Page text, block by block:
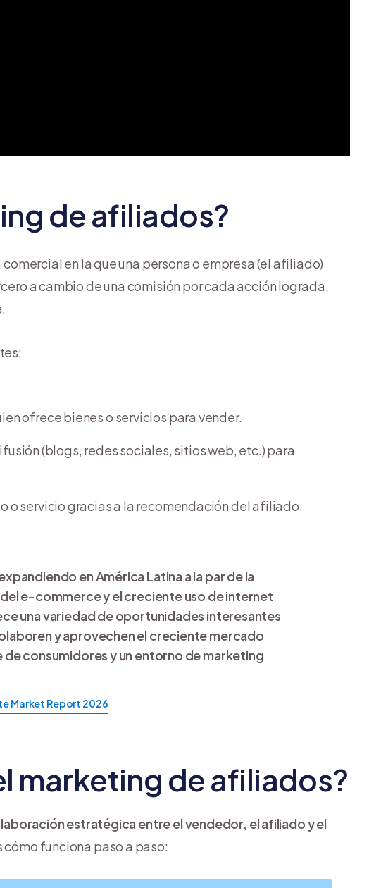
de afiliados?
en la que una persona o empresa (el afiliado)
a cambio de una comisión por cada acción lograda,
ofrece bienes o servicios para vender.
(blogs, redes sociales, sitios web, etc.) para
o servicio gracias a la recomendación del afiliado.
en América Latina a la par de la
e-commerce y el creciente uso de internet
una variedad de oportunidades interesantes
y aprovechen el creciente mercado
de consumidores y un entorno de marketing
Market Report 2026
marketing de afiliados?
estratégica entre el vendedor, el afiliado y el
funciona paso a paso: